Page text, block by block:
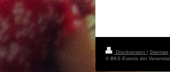
Druckversion | Sitemap
© BKS Events der